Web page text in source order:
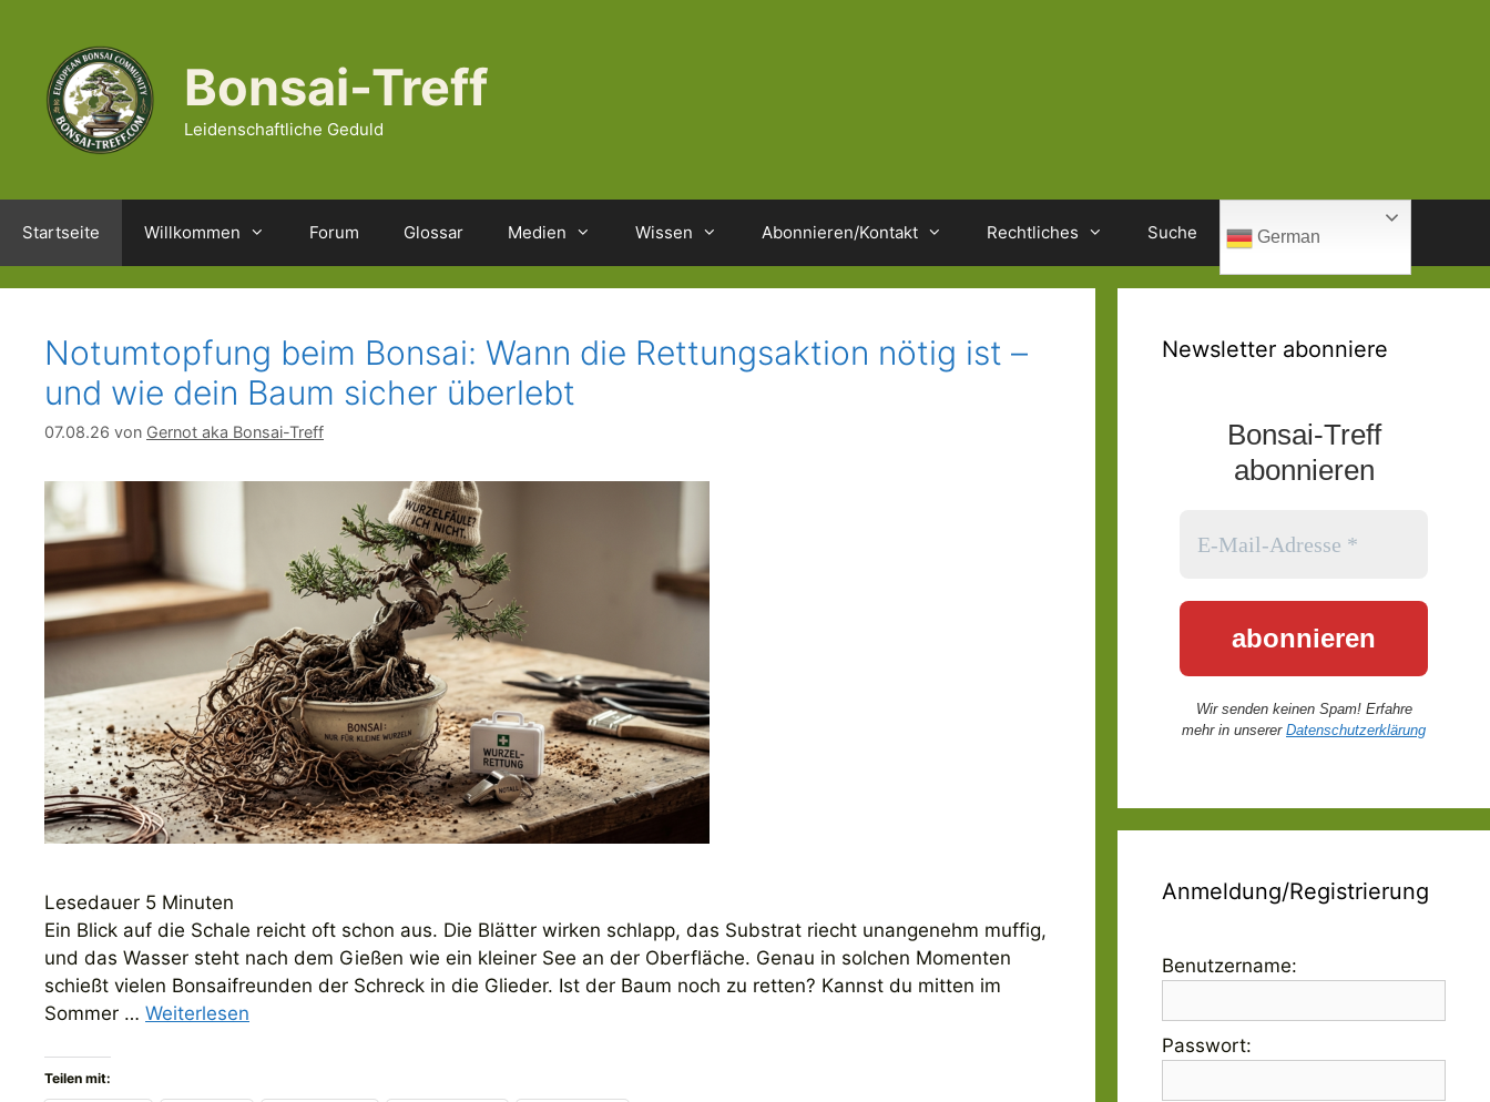
springen
Bonsai-Treff
Leidenschaftliche Geduld
Startseite Willkommen Forum Glossar Medien Wissen Abonnieren/Kontakt Rechtliches Suche German
Notumtopfung beim Bonsai: Wann die Rettungsaktion nötig ist –
und wie dein Baum sicher überlebt
07.08.26 von Gernot aka Bonsai-Treff
Lesedauer 5 Minuten
Ein Blick auf die Schale reicht oft schon aus. Die Blätter wirken schlapp, das Substrat riecht unangenehm muffig,
und das Wasser steht nach dem Gießen wie ein kleiner See an der Oberfläche. Genau in solchen Momenten
schießt vielen Bonsaifreunden der Schreck in die Glieder. Ist der Baum noch zu retten? Kannst du mitten im
Sommer … Weiterlesen
Teilen mit:
Newsletter abonniere
Bonsai-Treff
abonnieren
Wir senden keinen Spam! Erfahre
mehr in unserer Datenschutzerklärung
Anmeldung/Registrierung
Benutzername:
Passwort: